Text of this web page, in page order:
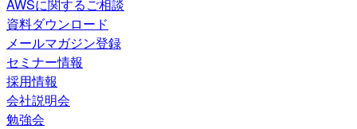
AWSに関するご相談
資料ダウンロード
メールマガジン登録
セミナー情報
採用情報
会社説明会
勉強会